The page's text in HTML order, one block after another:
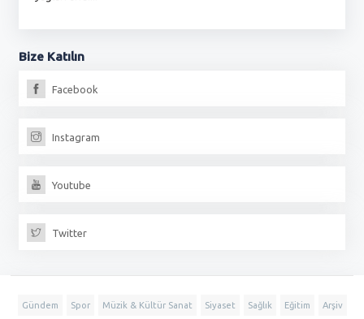
Bize Katılın
Facebook
Instagram
Youtube
Twitter
Gündem Spor Müzik & Kültür Sanat Siyaset Sağlık Eğitim Arşiv